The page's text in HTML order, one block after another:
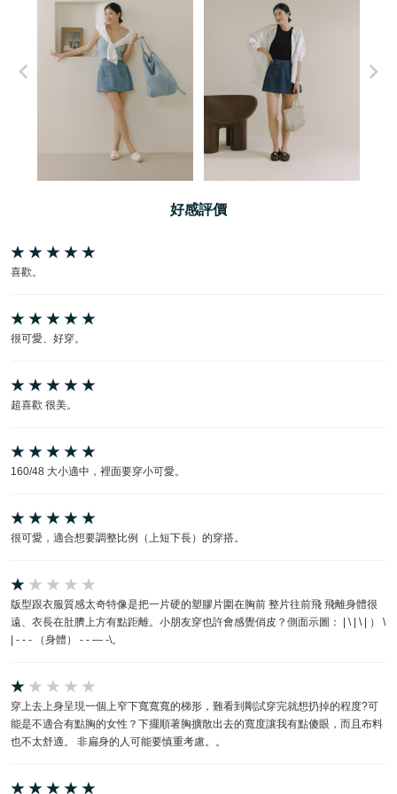
好感評價
喜歡。
很可愛、好穿。
超喜歡 很美。
160/48 大小適中，裡面要穿小可愛。
很可愛，適合想要調整比例（上短下長）的穿搭。
版型跟衣服質感太奇特像是把一片硬的塑膠片圍在胸前 整片往前飛 飛離身體很
遠、衣長在肚臍上方有點距離。小朋友穿也許會感覺俏皮？側面示圖： | \ | \ | ） \
| - - - （身體） - - — -\。
穿上去上身呈現一個上窄下寬寬寬的梯形，難看到剛試穿完就想扔掉的程度?可
能是不適合有點胸的女性？下擺順著胸擴散出去的寬度讓我有點傻眼，而且布料
也不太舒適。 非扁身的人可能要慎重考慮。。